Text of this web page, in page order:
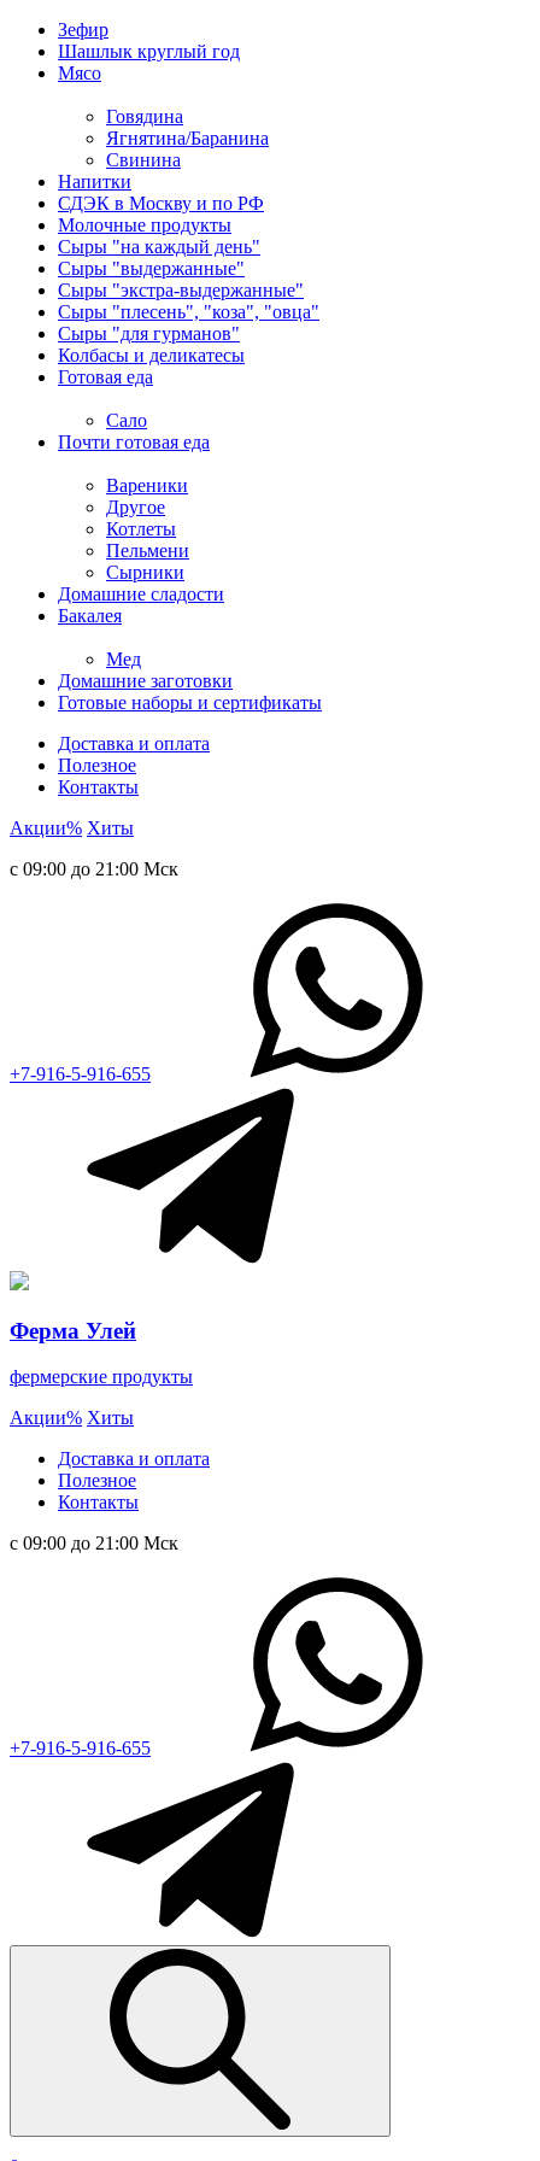
Зефир
Шашлык круглый год
Мясо
Говядина
Ягнятина/Баранина
Свинина
Напитки
СДЭК в Москву и по РФ
Молочные продукты
Сыры "на каждый день"
Сыры "выдержанные"
Сыры "экстра-выдержанные"
Сыры "плесень", "коза", "овца"
Сыры "для гурманов"
Колбасы и деликатесы
Готовая еда
Сало
Почти готовая еда
Вареники
Другое
Котлеты
Пельмени
Сырники
Домашние сладости
Бакалея
Мед
Домашние заготовки
Готовые наборы и сертификаты
Доставка и оплата
Полезное
Контакты
Акции% Хиты
с 09:00 до 21:00 Мск
+7-916-5-916-655
Ферма Улей
фермерские продукты
Акции% Хиты
Доставка и оплата
Полезное
Контакты
с 09:00 до 21:00 Мск
+7-916-5-916-655